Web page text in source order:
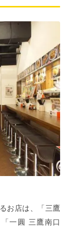
お店は、「三鷹
一圓 三鷹南口